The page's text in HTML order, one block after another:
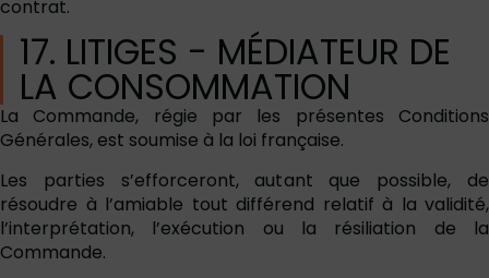
contrat.
17. LITIGES - MÉDIATEUR DE
LA CONSOMMATION
La Commande, régie par les présentes Conditions
Générales, est soumise à la loi française.
Les parties s’efforceront, autant que possible, de
résoudre à l’amiable tout différend relatif à la validité,
l’interprétation, l’exécution ou la résiliation de la
Commande.